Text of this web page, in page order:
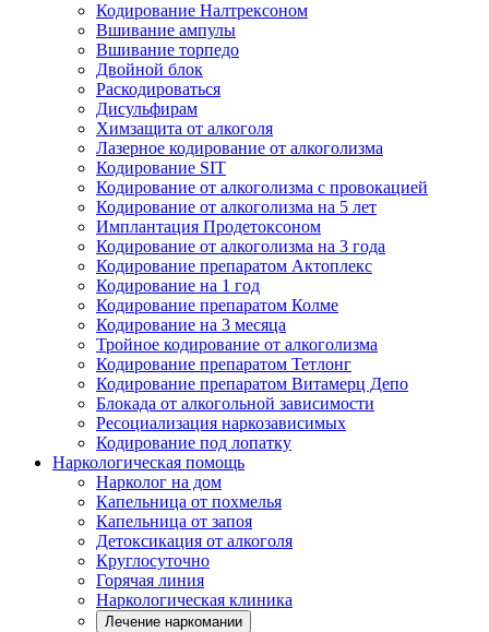
Кодирование Налтрексоном
Вшивание ампулы
Вшивание торпедо
Двойной блок
Раскодироваться
Дисульфирам
Химзащита от алкоголя
Лазерное кодирование от алкоголизма
Кодирование SIT
Кодирование от алкоголизма с провокацией
Кодирование от алкоголизма на 5 лет
Имплантация Продетоксоном
Кодирование от алкоголизма на 3 года
Кодирование препаратом Актоплекс
Кодирование на 1 год
Кодирование препаратом Колме
Кодирование на 3 месяца
Тройное кодирование от алкоголизма
Кодирование препаратом Тетлонг
Кодирование препаратом Витамерц Депо
Блокада от алкогольной зависимости
Ресоциализация наркозависимых
Кодирование под лопатку
Наркологическая помощь
Нарколог на дом
Капельница от похмелья
Капельница от запоя
Детоксикация от алкоголя
Круглосуточно
Горячая линия
Наркологическая клиника
Лечение наркомании